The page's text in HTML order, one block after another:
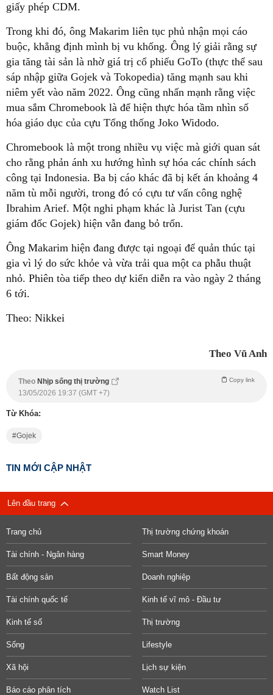
giấy phép CDM.
Trong khi đó, ông Makarim liên tục phủ nhận mọi cáo
buộc, khẳng định mình bị vu khống. Ông lý giải rằng sự
gia tăng tài sản là nhờ giá trị cổ phiếu GoTo (thực thể sau
sáp nhập giữa Gojek và Tokopedia) tăng mạnh sau khi
niêm yết vào năm 2022. Ông cũng nhấn mạnh rằng việc
mua sắm Chromebook là để hiện thực hóa tầm nhìn số
hóa giáo dục của cựu Tổng thống Joko Widodo.
Chromebook là một trong nhiều vụ việc mà giới quan sát
cho rằng phản ánh xu hướng hình sự hóa các chính sách
công tại Indonesia. Ba bị cáo khác đã bị kết án khoảng 4
năm tù mỗi người, trong đó có cựu tư vấn công nghệ
Ibrahim Arief. Một nghi phạm khác là Jurist Tan (cựu
giám đốc Gojek) hiện vẫn đang bỏ trốn.
Ông Makarim hiện đang được tại ngoại để quản thúc tại
gia vì lý do sức khỏe và vừa trải qua một ca phẫu thuật
nhỏ. Phiên tòa tiếp theo dự kiến diễn ra vào ngày 2 tháng
6 tới.
Theo: Nikkei
Theo Vũ Anh
Theo Nhịp sống thị trường Copy link
13/05/2026 19:37 (GMT +7)
Từ Khóa:
Gojek
TIN MỚI CẬP NHẬT
Lên đầu trang
Trang chủ Thị trường chứng khoán
Tài chính - Ngân hàng Smart Money
Bất động sản Doanh nghiệp
Tài chính quốc tế Kinh tế vĩ mô - Đầu tư
Kinh tế số Thị trường
Sống Lifestyle
Xã hội Lịch sự kiện
Báo cáo phân tích Watch List